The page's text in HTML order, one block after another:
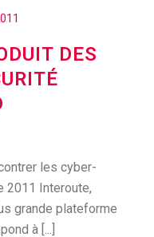
DES
les cyber-
2011 Interoute,
grande plateforme
à [...]